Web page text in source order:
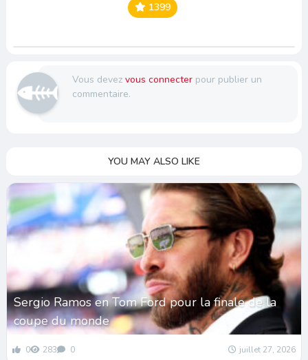
1399
Vous devez vous connecterpour publier un
commentaire.
YOU MAY ALSO LIKE
Sergio Ramos en Tom Ford pour la finale de la
coupe du monde
0 283 0 juillet 27, 2026